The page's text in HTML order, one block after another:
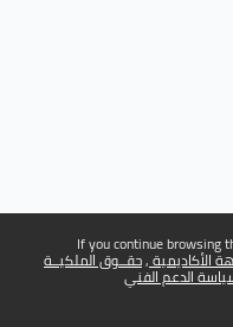
If you continue browsing
الأكاديمية حقــوق الملكيــة
الدعم الفني